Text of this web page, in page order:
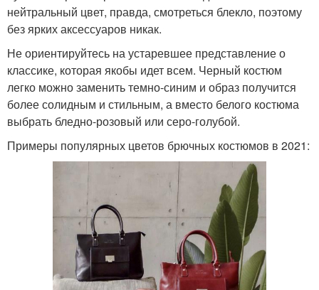
нейтральный цвет, правда, смотреться блекло, поэтому
без ярких аксессуаров никак.
Не ориентируйтесь на устаревшее представление о
классике, которая якобы идет всем. Черный костюм
легко можно заменить темно-синим и образ получится
более солидным и стильным, а вместо белого костюма
выбрать бледно-розовый или серо-голубой.
Примеры популярных цветов брючных костюмов в 2021: